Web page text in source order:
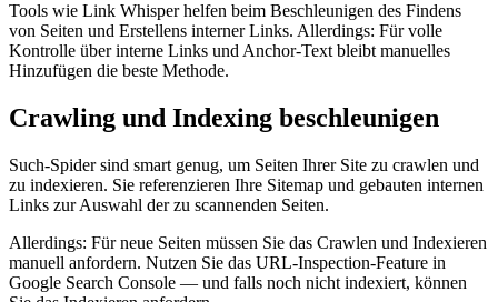
Tools wie Link Whisper helfen beim Beschleunigen des Findens
von Seiten und Erstellens interner Links. Allerdings: Für volle
Kontrolle über interne Links und Anchor-Text bleibt manuelles
Hinzufügen die beste Methode.
Crawling und Indexing beschleunigen
Such-Spider sind smart genug, um Seiten Ihrer Site zu crawlen und
zu indexieren. Sie referenzieren Ihre Sitemap und gebauten internen
Links zur Auswahl der zu scannenden Seiten.
Allerdings: Für neue Seiten müssen Sie das Crawlen und Indexieren
manuell anfordern. Nutzen Sie das URL-Inspection-Feature in
Google Search Console — und falls noch nicht indexiert, können